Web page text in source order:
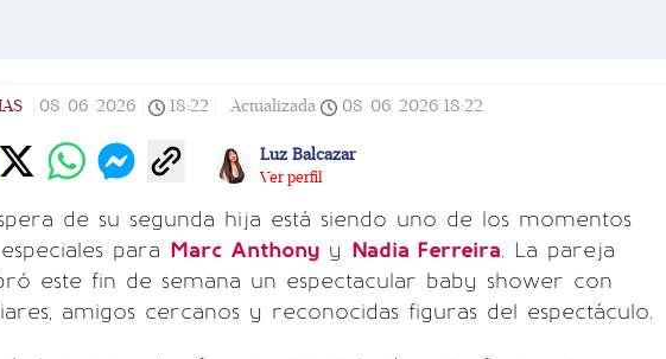
08/06/2026 18:22 Actualizada 08/06/2026 18:22
Luz Balcazar
Ver perfil
de su segunda hija está siendo uno de los momentos
para Marc Anthony y Nadia Ferreira. La pareja
este fin de semana un espectacular baby shower con
amigos cercanos y reconocidas figuras del espectáculo.